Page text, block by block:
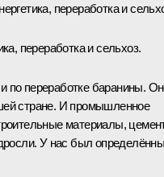
переработка и
переработка и сельхоз.
по переработке баранины.
стране. И промышленное
материалы,
У нас был